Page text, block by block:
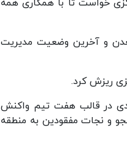
خواست تا با همکاری همه
معدن و آخرین وضعیت مدیریت
در قالب هفت تیم واکنش
و نجات مفقودین به منطقه